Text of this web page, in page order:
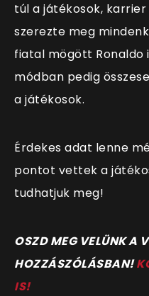
túl a játékosok,
szerezte meg
fiatal mögött Ronaldo
módban pedig
a játékosok.
Érdekes adat lenne
pontot vettek a
tudhatjuk meg!
OSZD MEG VELÜNK A
HOZZÁSZÓLÁSBAN!
IS!